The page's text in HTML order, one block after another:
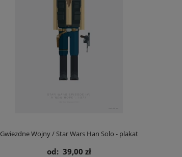
Gwiezdne Wojny / Star Wars Han Solo - plakat
od: 39,00 zł